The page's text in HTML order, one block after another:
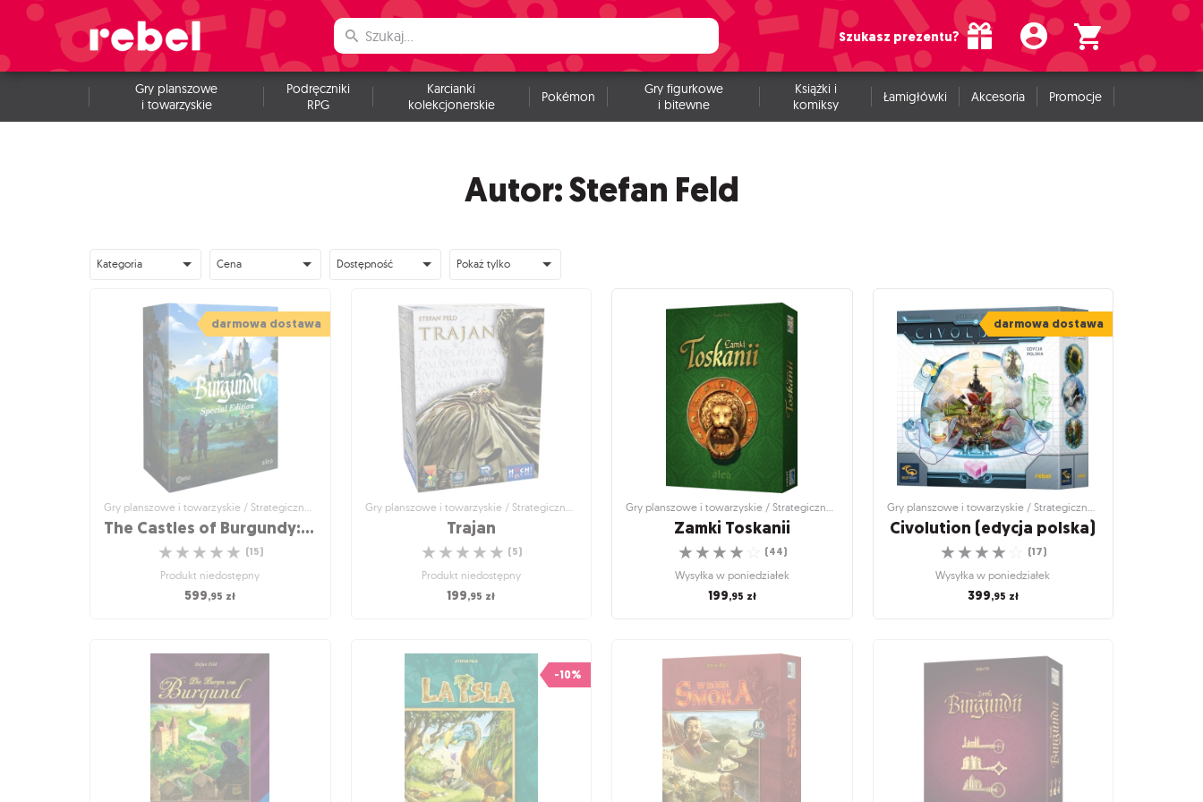
Szukasz prezentu?
Gry planszowe
i towarzyskie
Podręczniki
RPG
Karcianki
kolekcjonerskie
Pokémon
Gry figurkowe
i bitewne
Książki i
komiksy
Łamigłówki Akcesoria Promocje
Autor: Stefan Feld
Kategoria Cena Dostępność Pokaż tylko
darmowa dostawa
The Castles of Burgundy: Special Edition (All-in) (edycja polska) - Gra + Stretch Goals
☆
☆
☆
☆
☆ (15)
Produkt niedostępny
599,95 zł
The Castles of Burgundy:
Special Edition (All-in)
(edycja polska) - Gra +
Stretch Goals
Zamki Burgundii w nowej, pięknej odsłonie, z
odblokowanymi celami Stretch Goals
☆
☆
☆
☆
☆
Trajan
☆
☆
☆
☆
☆ (5)
Produkt niedostępny
199,95 zł
Trajan
Strategiczna gra z mechanizmem
inspirowanym mankalą
☆
☆
☆
☆
☆ (
Produkt niedostępny
199,95zł
Zamki Toskanii
☆
☆
☆
☆ (44)
Wysyłka w poniedziałek
199,95 zł
Zamki Toskanii
Zagrywaj karty, rozwijaj posiadłość i poszerzaj
swoją strefę wpływów!
☆
☆
☆
☆
☆
Wysyłka w poniedziałek
199
darmowa dostawa
Civolution (edycja polska)
☆
☆
☆
☆ (17)
Wysyłka w poniedziałek
399,95 zł
Civolution (edycja polska)
Egzamin z projektowania cywilizacji
☆
☆
☆
☆
☆
Wysyłka w poniedziałek
399,95
-10%